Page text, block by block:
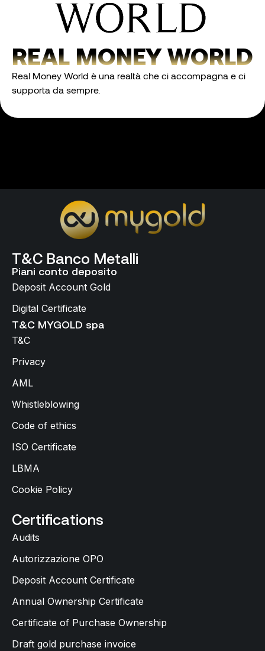
real money world
Real Money World è una realtà che ci accompagna e ci
supporta da sempre.
T&C Banco Metalli
Piani conto deposito
Deposit Account Gold
Digital Certificate
T&C MYGOLD spa
T&C
Privacy
AML
Whistleblowing
Code of ethics
ISO Certificate
LBMA
Cookie Policy
Certifications
Audits
Autorizzazione OPO
Deposit Account Certificate
Annual Ownership Certificate
Certificate of Purchase Ownership
Draft gold purchase invoice